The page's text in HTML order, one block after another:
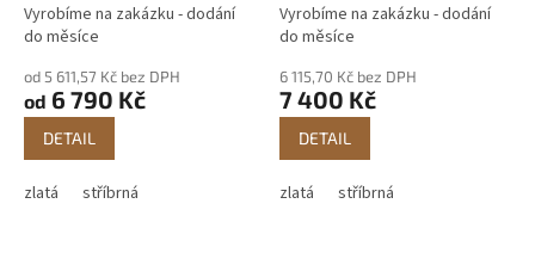
Vyrobíme na zakázku - dodání
do měsíce
od 5 611,57 Kč bez DPH
od 6 790 Kč
DETAIL
zlatá stříbrná
Vyrobíme na zakázku - dodání
do měsíce
6 115,70 Kč bez DPH
7 400 Kč
DETAIL
zlatá stříbrná